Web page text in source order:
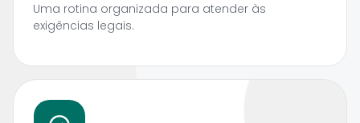
Uma rotina organizada para atender às
exigências legais.